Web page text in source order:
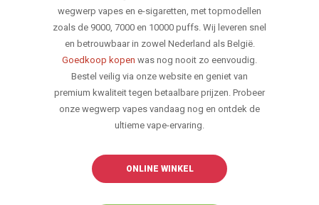
wegwerp vapes en e-sigaretten, met topmodellen
zoals de 9000, 7000 en 10000 puffs. Wij leveren snel
en betrouwbaar in zowel Nederland als België.
Goedkoop kopen was nog nooit zo eenvoudig.
Bestel veilig via onze website en geniet van
premium kwaliteit tegen betaalbare prijzen. Probeer
onze wegwerp vapes vandaag nog en ontdek de
ultieme vape-ervaring.
ONLINE WINKEL